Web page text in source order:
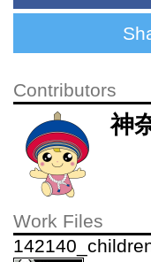
Contributors
神
Work Files